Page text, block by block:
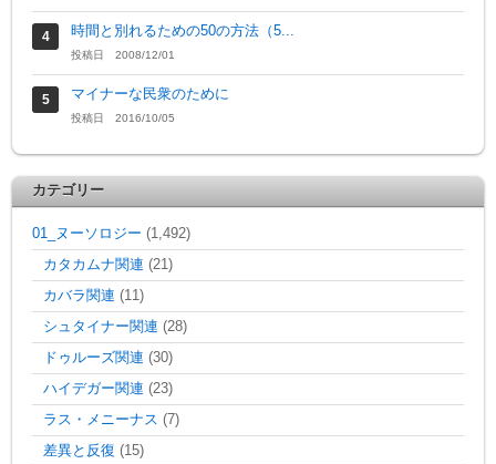
時間と別れるための50の方法（5...
投稿日 2008/12/01
マイナーな民衆のために
投稿日 2016/10/05
カテゴリー
01_ヌーソロジー (1,492)
カタカムナ関連 (21)
カバラ関連 (11)
シュタイナー関連 (28)
ドゥルーズ関連 (30)
ハイデガー関連 (23)
ラス・メニーナス (7)
差異と反復 (15)